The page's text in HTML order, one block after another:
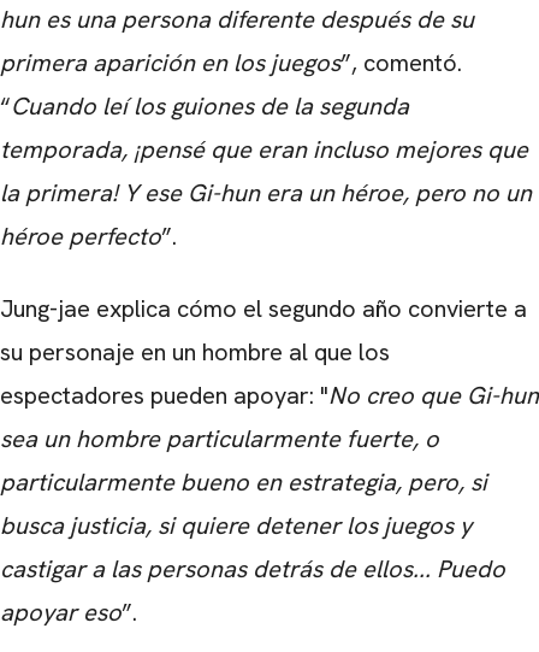
hun es una persona diferente después de su
primera aparición en los juegos”, comentó.
“Cuando leí los guiones de la segunda
temporada, ¡pensé que eran incluso mejores que
la primera! Y ese Gi-hun era un héroe, pero no un
héroe perfecto”.
Jung-jae explica cómo el segundo año convierte a
su personaje en un hombre al que los
espectadores pueden apoyar: "No creo que Gi-hun
sea un hombre particularmente fuerte, o
particularmente bueno en estrategia, pero, si
busca justicia, si quiere detener los juegos y
castigar a las personas detrás de ellos... Puedo
apoyar eso”.